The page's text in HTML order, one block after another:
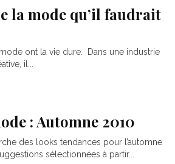
la mode qu’il faudrait
ont la vie dure. Dans une industrie
il...
: Automne 2010
des looks tendances pour l’automne
sélectionnées à partir...